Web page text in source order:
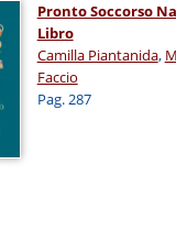
Pronto Soccorso
Libro
Camilla Piantanida,
Faccio
Pag. 287